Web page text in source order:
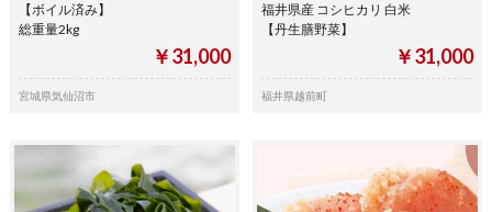
【ボイル済み】
総重量2kg
￥31,000
宮城県気仙沼市
福井県産 コシヒカリ 白米
【丹生膳野菜】
￥31,000
福井県越前町